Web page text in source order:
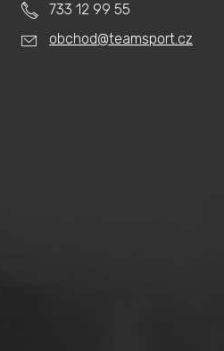
733 12 99 55
obchod@teamsport.cz